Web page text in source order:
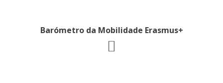
Barómetro da Mobilidade Erasmus+